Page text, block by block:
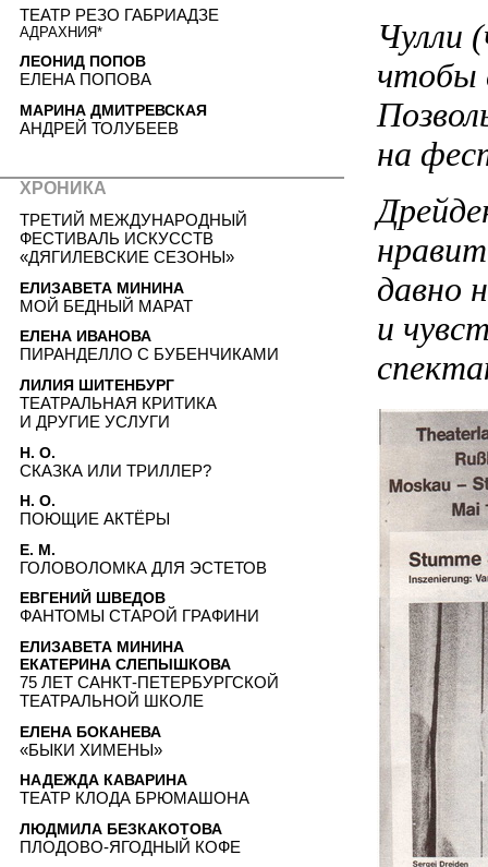
Чулли
чтобы
на
давно
и
ТЕАТР РЕЗО ГАБРИАДЗЕ
АДРАХНИЯ*
ЛЕОНИД ПОПОВ
ЕЛЕНА ПОПОВА
МАРИНА ДМИТРЕВСКАЯ
АНДРЕЙ ТОЛУБЕЕВ
ХРОНИКА
ТРЕТИЙ МЕЖДУНАРОДНЫЙ
ФЕСТИВАЛЬ ИСКУССТВ
«ДЯГИЛЕВСКИЕ СЕЗОНЫ»
ЕЛИЗАВЕТА МИНИНА
МОЙ БЕДНЫЙ МАРАТ
ЕЛЕНА ИВАНОВА
ПИРАНДЕЛЛО С БУБЕНЧИКАМИ
ЛИЛИЯ ШИТЕНБУРГ
ТЕАТРАЛЬНАЯ КРИТИКА
И ДРУГИЕ УСЛУГИ
Н. О.
СКАЗКА ИЛИ ТРИЛЛЕР?
Н. О.
ПОЮЩИЕ АКТЁРЫ
Е. М.
ГОЛОВОЛОМКА ДЛЯ ЭСТЕТОВ
ЕВГЕНИЙ ШВЕДОВ
ФАНТОМЫ СТАРОЙ ГРАФИНИ
ЕЛИЗАВЕТА МИНИНА
ЕКАТЕРИНА СЛЕПЫШКОВА
75 ЛЕТ САНКТ-ПЕТЕРБУРГСКОЙ
ТЕАТРАЛЬНОЙ ШКОЛЕ
ЕЛЕНА БОКАНЕВА
«БЫКИ ХИМЕНЫ»
НАДЕЖДА КАВАРИНА
ТЕАТР КЛОДА БРЮМАШОНА
ЛЮДМИЛА БЕЗКАКОТОВА
ПЛОДОВО-ЯГОДНЫЙ КОФЕ